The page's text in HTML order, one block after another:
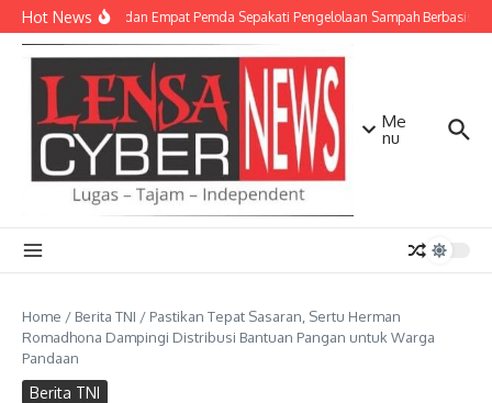
Lewati ke konten
Hot NewsTNI AD dan Empat Pemda Sepakati Pengelolaan Sampah Berbasis
Me
nu
Home / Berita TNI / Pastikan Tepat Sasaran, Sertu Herman
Romadhona Dampingi Distribusi Bantuan Pangan untuk Warga
Pandaan
Berita TNI